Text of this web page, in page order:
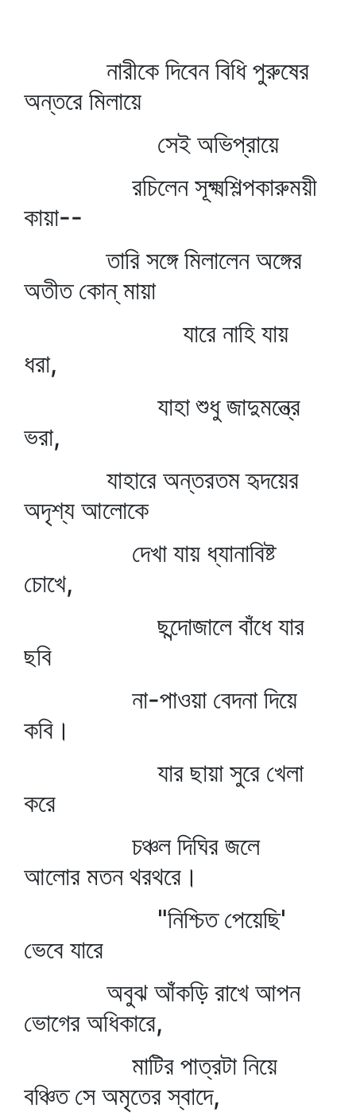
নারীকে দিবেন বিধি পুরুষের
অন্তরে মিলায়ে
সেই অভিপ্রায়ে
রচিলেন সূক্ষ্মশিল্পকারুময়ী
কায়া--
তারি সঙ্গে মিলালেন অঙ্গের
অতীত কোন্‌ মায়া
যারে নাহি যায়
ধরা,
যাহা শুধু জাদুমন্ত্রে
ভরা,
যাহারে অন্তরতম হৃদয়ের
অদৃশ্য আলোকে
দেখা যায় ধ্যানাবিষ্ট
চোখে,
ছন্দোজালে বাঁধে যার
ছবি
না-পাওয়া বেদনা দিয়ে
কবি।
যার ছায়া সুরে খেলা
করে
চঞ্চল দিঘির জলে
আলোর মতন থরথরে।
"নিশ্চিত পেয়েছি'
ভেবে যারে
অবুঝ আঁকড়ি রাখে আপন
ভোগের অধিকারে,
মাটির পাত্রটা নিয়ে
বঞ্চিত সে অমৃতের স্বাদে,